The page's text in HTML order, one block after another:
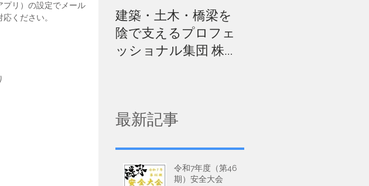
プリ）の設定でメール
ください。
建築・土木・橋梁を
陰で支えるプロフェ
ッショナル集団 株式
最新記事
令和7年度（第46
期）安全大会